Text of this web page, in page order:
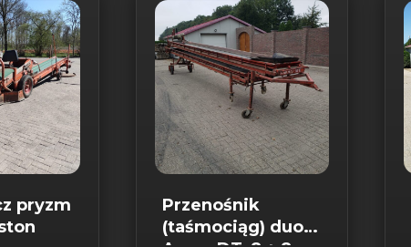
pryzm
Przenośnik
(taśmociąg) duo